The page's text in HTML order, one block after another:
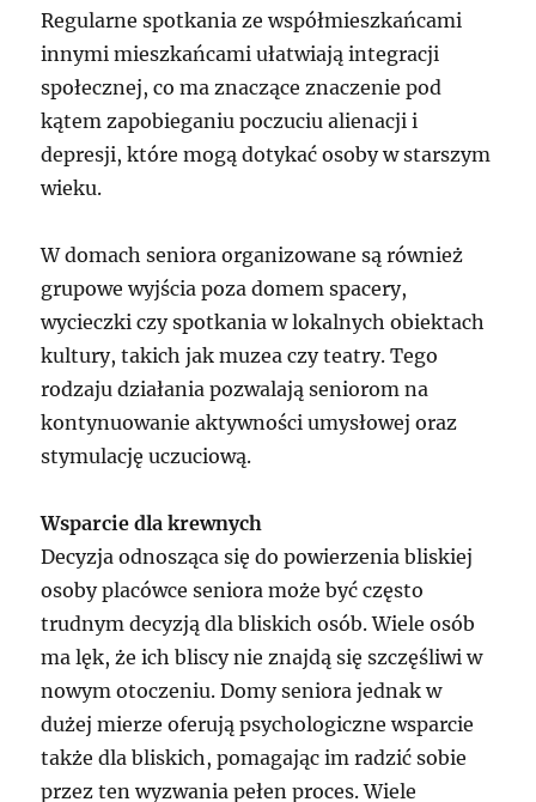
Regularne spotkania ze współmieszkańcami
innymi mieszkańcami ułatwiają integracji
społecznej, co ma znaczące znaczenie pod
kątem zapobieganiu poczuciu alienacji i
depresji, które mogą dotykać osoby w starszym
wieku.
W domach seniora organizowane są również
grupowe wyjścia poza domem spacery,
wycieczki czy spotkania w lokalnych obiektach
kultury, takich jak muzea czy teatry. Tego
rodzaju działania pozwalają seniorom na
kontynuowanie aktywności umysłowej oraz
stymulację uczuciową.
Wsparcie dla krewnych
Decyzja odnosząca się do powierzenia bliskiej
osoby placówce seniora może być często
trudnym decyzją dla bliskich osób. Wiele osób
ma lęk, że ich bliscy nie znajdą się szczęśliwi w
nowym otoczeniu. Domy seniora jednak w
dużej mierze oferują psychologiczne wsparcie
także dla bliskich, pomagając im radzić sobie
przez ten wyzwania pełen proces. Wiele